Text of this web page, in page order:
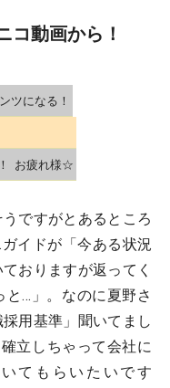
動画から！
ツになる！
お疲れ様☆
ですがとあるところ
イドが「今ある状況
おりますが返ってく
と…」。なのに夏野さ
用基準」聞いてまし
立しちゃって会社に
てもらいたいです